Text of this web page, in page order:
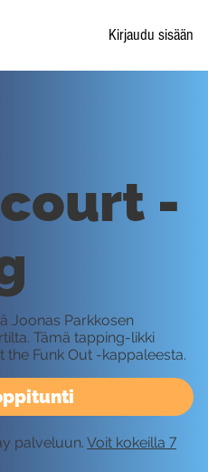
Kirjaudu sisään
-
Joonas Parkkosen
Tämä tapping-likki
Funk Out -kappaleesta.
palveluun. Voit kokeilla 7